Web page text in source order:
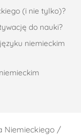
(i nie tylko)?
do nauki?
niemieckim
Niemieckiego /